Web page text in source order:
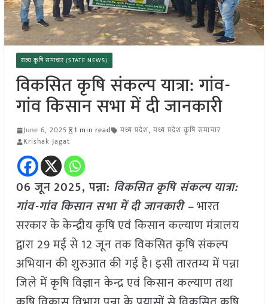
राज्य कृषि समाचार (STATE NEWS)
विकसित कृषि संकल्प यात्रा: गांव-
गांव किसान सभा में दी जानकारी
June 6, 2025 1 min read मध्य प्रदेश, मध्य प्रदेश कृषि समाचार
Krishak Jagat
06 जून 2025,पन्ना: विकसित कृषि संकल्प यात्रा:
गांव-गांव किसान सभा में दी जानकारी –भारत
सरकार के केन्द्रीय कृषि एवं किसान कल्याण मंत्रालय
द्वारा 29 मई से 12 जून तक विकसित कृषि संकल्प
अभियान की शुरुआत की गई है। इसी तारतम्य में पन्ना
जिले में कृषि विज्ञान केन्द्र एवं किसान कल्याण तथा